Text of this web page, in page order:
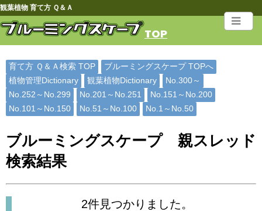
観葉植物 育て方 Ｑ＆Ａ
TOP
育て方 Ｑ＆Ａ検索 TOP
ブルーミングスケープ TOPへ
植物管理Dictionary
観葉植物Dictionary
No.300～
No.252～No.299
No.201～No.251
No.151～No.200
No.101～No.150
No.51～No.100 No.1～No.50
ブルーミングスケープ 親スレッド
検索結果
2件見つかりました。